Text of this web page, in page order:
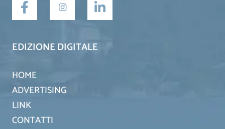
EDIZIONE DIGITALE
HOME
ADVERTISING
LINK
CONTATTI